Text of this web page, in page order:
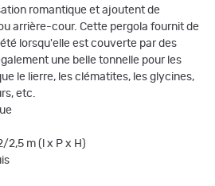
romantique et ajoutent de
arrière-cour. Cette pergola fournit de
lorsqu'elle est couverte par des
une belle tonnelle pour les
le lierre, les clématites, les glycines,
etc.
2,5 m (l x P x H)